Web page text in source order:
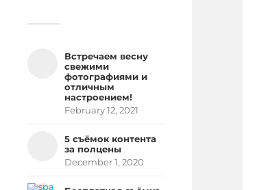
Встречаем весну
свежими
фотографиями и
отличным
настроением!
February 12, 2021
5 съёмок контента
за полцены
December 1, 2020